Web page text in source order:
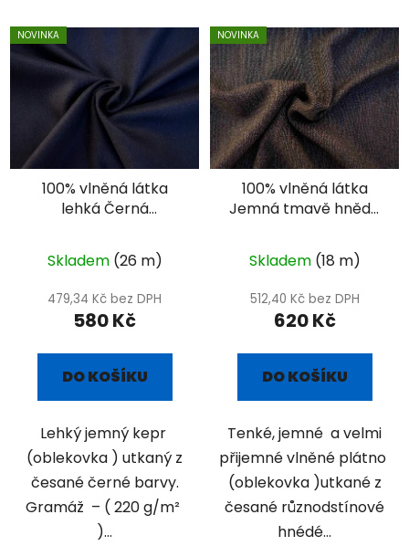
NOVINKA
100% vlněná látka
lehká Černá
Skladem (26 m)
479,34 Kč bez DPH
580 Kč
DO KOŠÍKU
Lehký jemný kepr
(oblekovka ) utkaný z
česané černé barvy.
Gramáž – ( 220 g/m²
)...
NOVINKA
100% vlněná látka
Jemná tmavě hnědá
liniemi
Skladem (18 m)
512,40 Kč bez DPH
620 Kč
DO KOŠÍKU
Tenké, jemné a velmi
přijemné vlněné plátno
(oblekovka )utkané z
česané různodstínové
hnédé...